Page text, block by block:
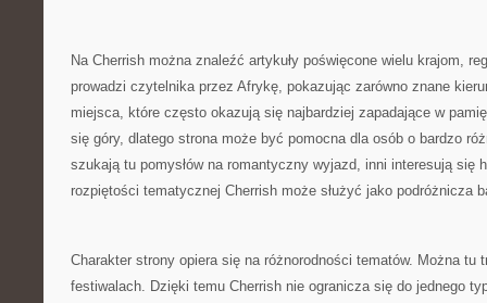
Na Cherrish można znaleźć artykuły poświęcone wielu krajom,
prowadzi czytelnika przez Afrykę, pokazując zarówno znane
miejsca, które często okazują się najbardziej zapadające w
się góry, dlatego strona może być pomocna dla osób o bardzo
szukają tu pomysłów na romantyczny wyjazd, inni interesują się
rozpiętości tematycznej Cherrish może służyć jako podróżnicza
Charakter strony opiera się na różnorodności tematów. Można tu
festiwalach. Dzięki temu Cherrish nie ogranicza się do jednego